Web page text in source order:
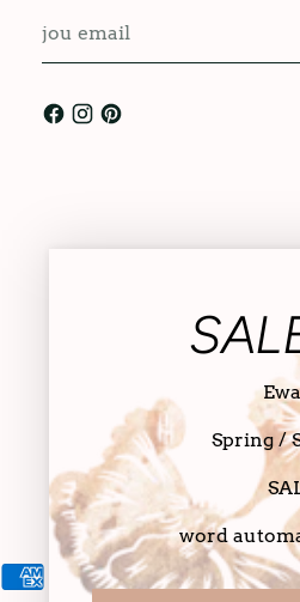
Spring /
word
email